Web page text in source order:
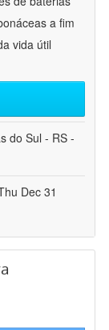
a fim
vida útil
do Sul - RS -
Dec 31